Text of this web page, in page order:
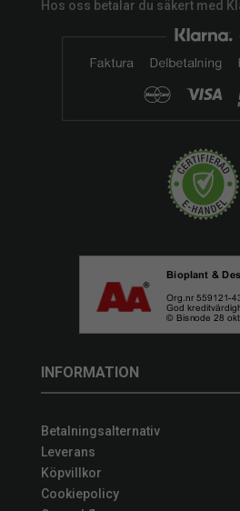
Hos oss betalar du säkert med
INFORMATION
Betalningsalternativ
Leverans
Köpvillkor
Cookiepolicy